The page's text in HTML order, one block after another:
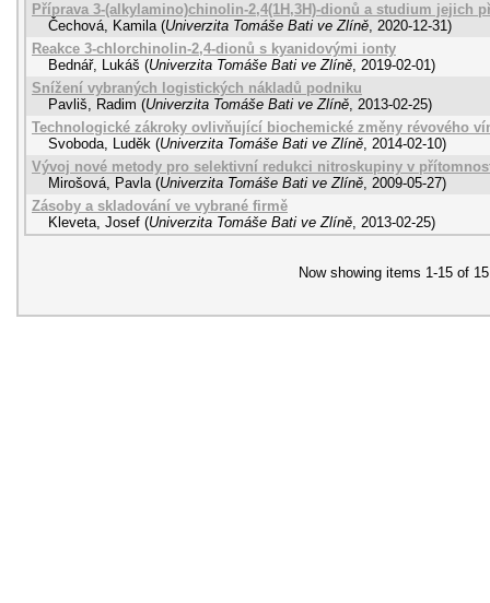
Příprava 3-(alkylamino)chinolin-2,4(1H,3H)-dionů a studium jejich
Čechová, Kamila (Univerzita Tomáše Bati ve Zlíně, 2020-12-31)
Reakce 3-chlorchinolin-2,4-dionů s kyanidovými ionty
Bednář, Lukáš (Univerzita Tomáše Bati ve Zlíně, 2019-02-01)
Snížení vybraných logistických nákladů podniku
Pavliš, Radim (Univerzita Tomáše Bati ve Zlíně, 2013-02-25)
Technologické zákroky ovlivňující biochemické změny révového
Svoboda, Luděk (Univerzita Tomáše Bati ve Zlíně, 2014-02-10)
Vývoj nové metody pro selektivní redukci nitroskupiny v
Mirošová, Pavla (Univerzita Tomáše Bati ve Zlíně, 2009-05-27)
Zásoby a skladování ve vybrané firmě
Kleveta, Josef (Univerzita Tomáše Bati ve Zlíně, 2013-02-25)
Now showing items 1-15 of 15